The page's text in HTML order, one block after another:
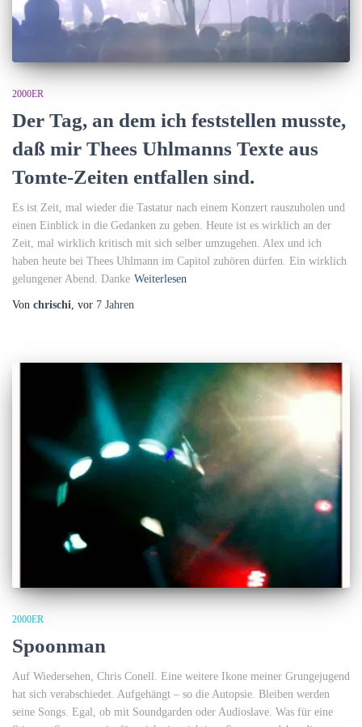
2000ER
Der Tag, an dem ich feststellen musste,
daß mir Thees Uhlmanns Texte aus
Tomte-Zeiten entfallen sind.
Es ist Zeit, mal wieder die Tastatur nach einem Konzert rauszuholen und
einen Einblick in die Gedanken zu geben. Heute ist es wirklich an der
Zeit, mal wirklich kritisch mit sich selber umzugehen. Alex und ich
haben heute bei Thees Uhlmann im Capitol zuhören dürfen. Ein wirklich
gelungener Abend. Danke Weiterlesen
Von chrischi , vor 7 Jahren
2000ER
Spoonman
Auf Wiedersehen, Chris Conell. Eine weitere Ikone meiner Grungejugend
hat sich verabschiedet. Aufgehängt – so die Autopsie. Bleiben werden
seine Songs. Egal, ob mit Soundgarden oder Audioslave. Was für eine